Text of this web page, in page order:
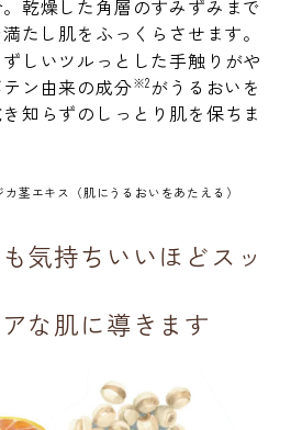
乾燥した角層のすみずみまで
たし肌をふっくらさせます。
しいツルっとした手触りがや
ン由来の成分※2がうるおいを
知らずのしっとり肌を保ちま
茎エキス（肌にうるおいをあたえる）
気持ちいいほどスッ
な肌に導きます